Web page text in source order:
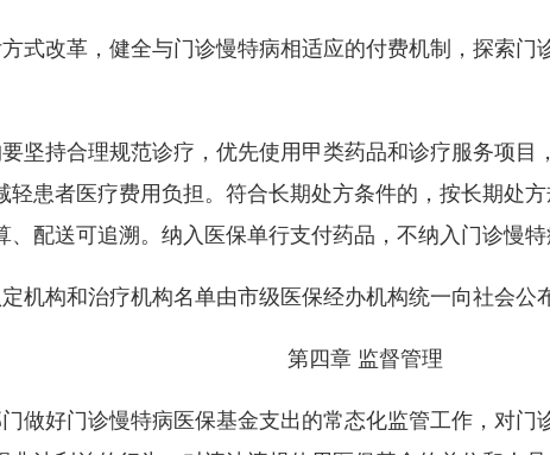
改革，健全与门诊慢特病相适应的付费机制，探索门
持合理规范诊疗，优先使用甲类药品和诊疗服务项目
轻患者医疗费用负担。符合长期处方条件的，按长期处
配送可追溯。纳入医保单行支付药品，不纳入门诊慢
构和治疗机构名单由市级医保经办机构统一向社会公布
第四章 监督管理
好门诊慢特病医保基金支出的常态化监管工作，对门